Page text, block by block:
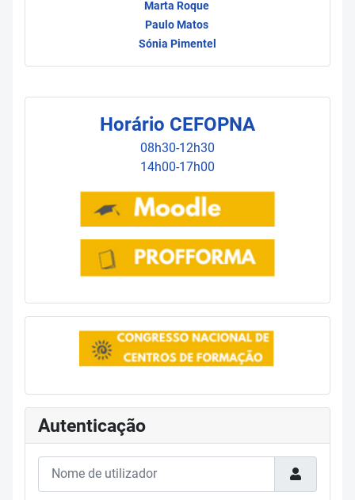
Horário CEFOPNA
08h30-12h30
14h00-17h00
Autenticação
Marta Roque
Paulo Matos
Sónia Pimentel